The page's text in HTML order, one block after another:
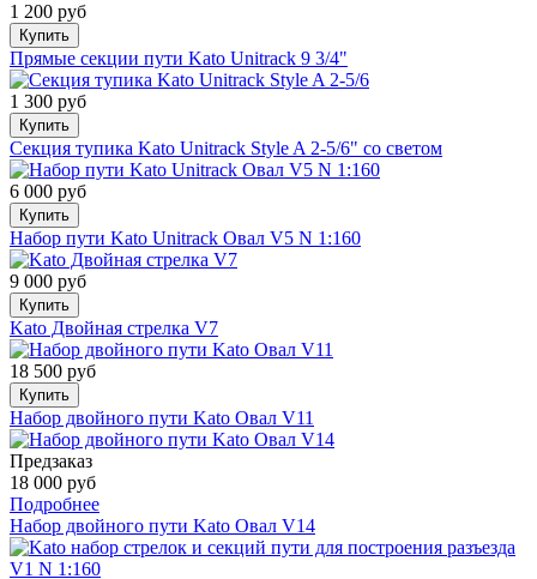
1 200 руб
Купить
Прямые секции пути Kato Unitrack 9 3/4"
1 300 руб
Купить
Cекция тупика Kato Unitrack Style A 2-5/6" со светом
6 000 руб
Купить
Набор пути Kato Unitrack Овал V5 N 1:160
9 000 руб
Купить
Kato Двойная стрелка V7
18 500 руб
Купить
Набор двойного пути Kato Овал V11
Предзаказ
18 000 руб
Подробнее
Набор двойного пути Kato Овал V14